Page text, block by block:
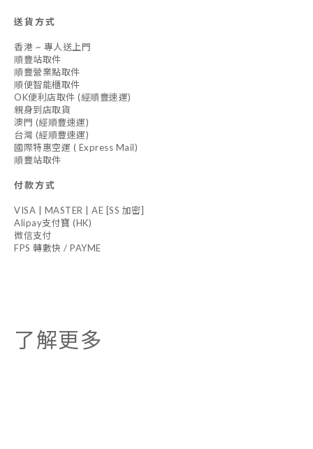
送貨方式
香港 ~ 專人送上門
順豐站取件
順豐營業點取件
順便智能櫃取件
OK便利店取件 (經順豐速運)
親身到店取貨
澳門 (經順豐速運)
台灣 (經順豐速運)
國際特惠空運 ( Express Mail)
順豐站取件
付款方式
VISA | MASTER | AE [SS 加密]
Alipay支付寶 (HK)
微信支付
FPS 轉數快 / PAYME
了解更多